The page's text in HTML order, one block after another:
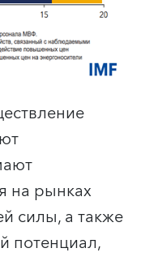
на рынках
силы, а также
потенциал,